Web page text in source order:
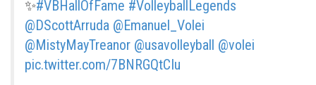
✨#VBHallOfFame #VolleyballLegends
@DScottArruda @Emanuel_Volei
@MistyMayTreanor @usavolleyball @volei
pic.twitter.com/7BNRGQtCIu